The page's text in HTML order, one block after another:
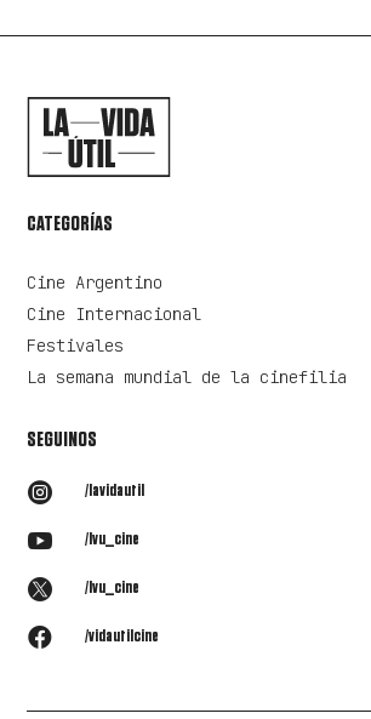
CATEGORÍAS
Cine Argentino
Cine Internacional
Festivales
La semana mundial de la cinefilia
SEGUINOS
 /lavidautil
 /lvu_cine
 /lvu_cine
 /vidautilcine